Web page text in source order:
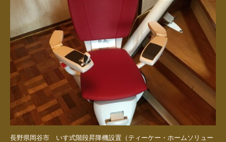
長野県岡谷市 いす式階段昇降機設置（ティーケー・ホームソリュー